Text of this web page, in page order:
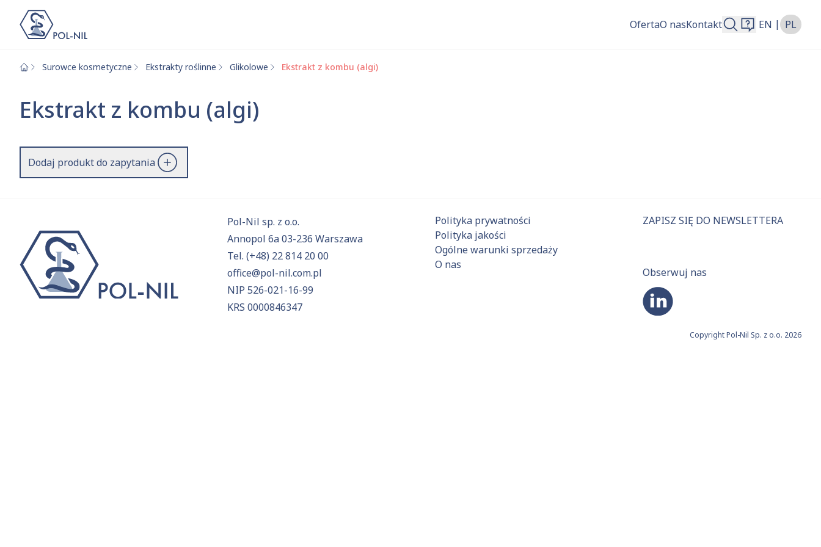
OfertaO nasKontakt EN | PL
Surowce kosmetyczne Ekstrakty roślinne Glikolowe Ekstrakt z kombu (algi)
Ekstrakt z kombu (algi)
Dodaj produkt do zapytania
Pol-Nil sp. z o.o.
Annopol 6a 03-236 Warszawa
Tel. (+48) 22 814 20 00
office@pol-nil.com.pl
NIP 526-021-16-99
KRS 0000846347
Polityka prywatności
Polityka jakości
Ogólne warunki sprzedaży
O nas
ZAPISZ SIĘ DO NEWSLETTERA
Obserwuj nas
Copyright Pol-Nil Sp. z o.o. 2026